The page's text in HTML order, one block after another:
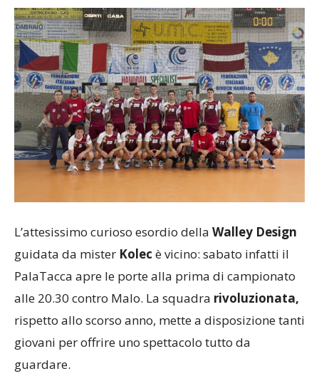
L’attesissimo curioso esordio della Walley Design
guidata da mister Kolec è vicino: sabato infatti il
PalaTacca apre le porte alla prima di campionato
alle 20.30 contro Malo. La squadra rivoluzionata,
rispetto allo scorso anno, mette a disposizione tanti
giovani per offrire uno spettacolo tutto da
guardare.